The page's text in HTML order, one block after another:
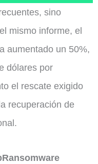
sino
mismo informe, el
aumentado un 50%,
dólares por
el rescate exigido
recuperación de